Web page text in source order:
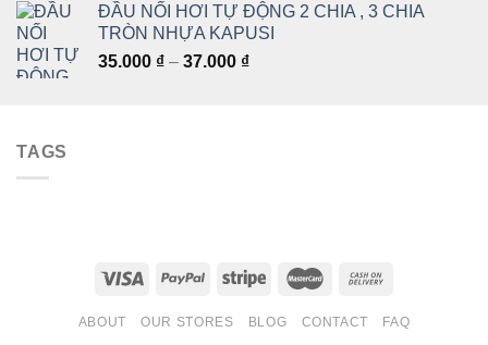
ĐẦU NỐI HƠI TỰ ĐỘNG 2 CHIA , 3 CHIA
TRÒN NHỰA KAPUSI
35.000 ₫ – 37.000 ₫Khoảng
TAGS
ABOUT OUR STORES BLOG CONTACT FAQ